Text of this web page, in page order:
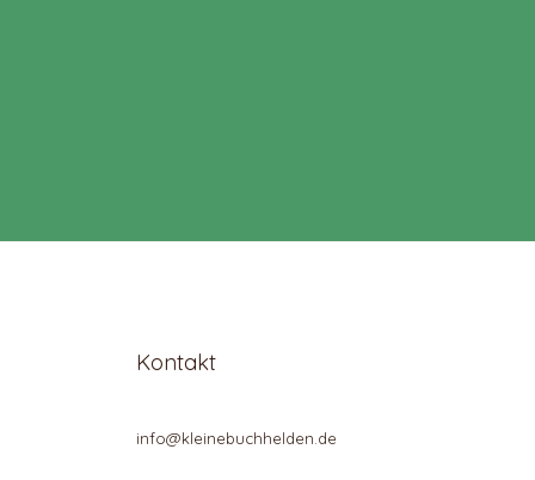
Kontakt
info@kleinebuchhelden.de